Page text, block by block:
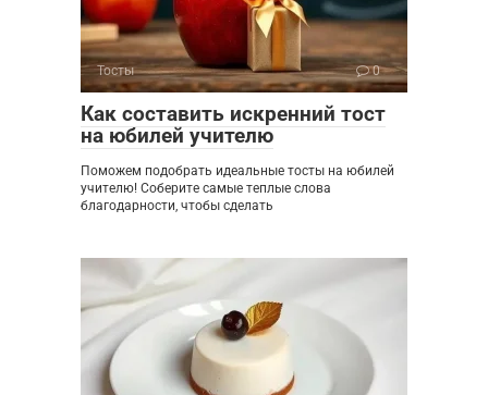
Тосты 0
Как составить искренний тост
на юбилей учителю
Поможем подобрать идеальные тосты на юбилей
учителю! Соберите самые теплые слова
благодарности, чтобы сделать